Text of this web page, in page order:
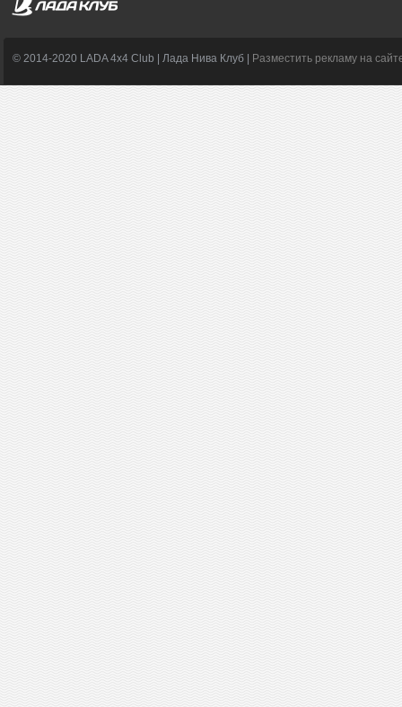
© 2014-2020 LADA 4x4 Club | Лада Нива Клуб | Разместить рекламу на